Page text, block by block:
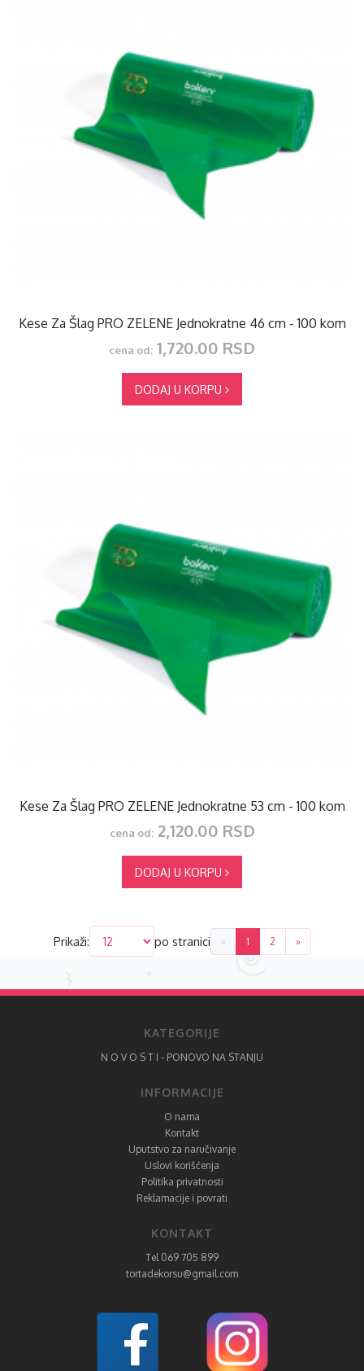
Kese Za Šlag PRO ZELENE Jednokratne 46 cm - 100 kom
cena od: 1,720.00 RSD
DODAJ U KORPU
Kese Za Šlag PRO ZELENE Jednokratne 53 cm - 100 kom
cena od:2,120.00 RSD
DODAJ U KORPU
Prikaži: po stranici « 1 2 »
KATEGORIJE
N O V O S T I - PONOVO NA STANJU
INFORMACIJE
O nama
Kontakt
Uputstvo za naručivanje
Uslovi korišćenja
Politika privatnosti
Reklamacije i povrati
KONTAKT
Tel 069 705 899
tortadekorsu@gmail.com